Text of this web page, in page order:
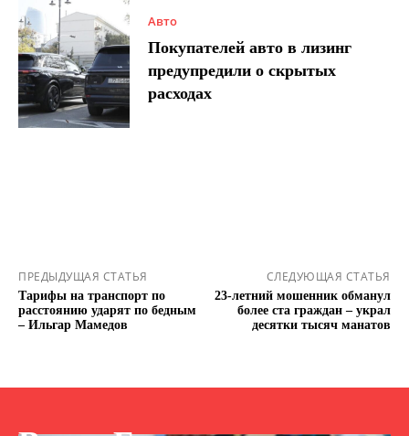
Авто
Покупателей авто в лизинг
предупредили о скрытых
расходах
ПРЕДЫДУЩАЯ СТАТЬЯ
Тарифы на транспорт по
расстоянию ударят по бедным
– Ильгар Мамедов
СЛЕДУЮЩАЯ СТАТЬЯ
23-летний мошенник обманул
более ста граждан – украл
десятки тысяч манатов